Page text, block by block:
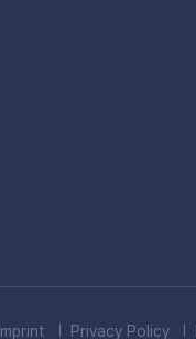
Imprint Privacy Policy